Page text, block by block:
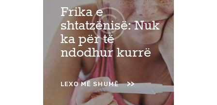
Frika e
shtatzënisë: Nuk
ka për të
ndodhur kurrë
LEXO MË SHUMË